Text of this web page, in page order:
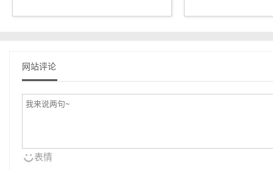
网站评论
表情